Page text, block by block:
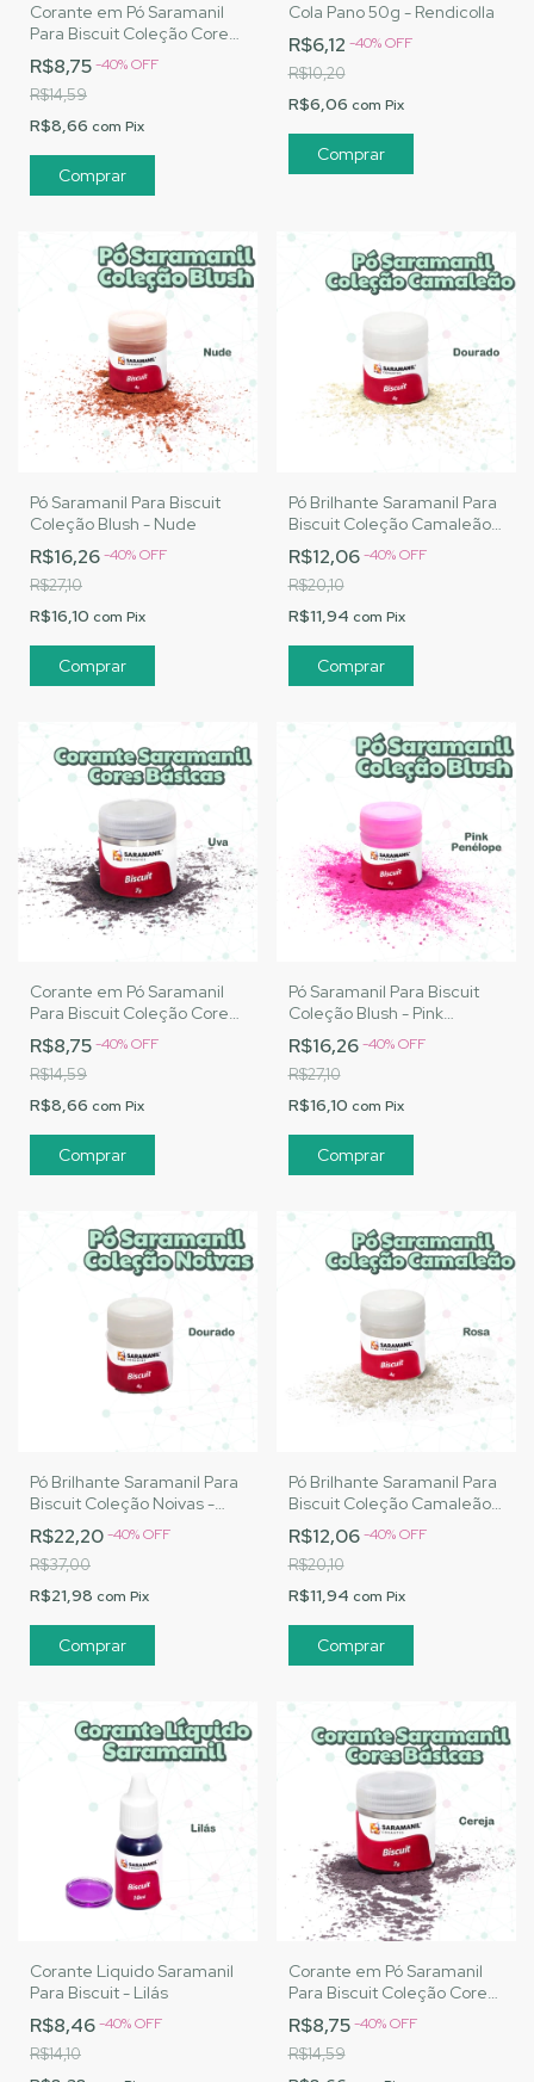
Corante em Pó Saramanil
Para Biscuit Coleção Cores
Básicas - Vermelho Maçã
R$8,75-40%OFF
R$14,59
R$8,66 com Pix
Cola Pano 50g - Rendicolla
R$6,12 -40%OFF
R$10,20
R$6,06 com Pix
Pó Saramanil Para Biscuit
Coleção Blush - Nude
R$16,26-40%OFF
R$27,10
R$16,10 com Pix
Pó Brilhante Saramanil Para
Biscuit Coleção Camaleão -
Dourado
R$12,06-40%OFF
R$20,10
R$11,94 com Pix
Corante em Pó Saramanil
Para Biscuit Coleção Cores
Básicas - Pó Uva
R$8,75-40%OFF
R$14,59
R$8,66 com Pix
Pó Saramanil Para Biscuit
Coleção Blush - Pink
Penelope
R$16,26-40%OFF
R$27,10
R$16,10 com Pix
Pó Brilhante Saramanil Para
Biscuit Coleção Noivas -
Dourado Ouro
R$22,20-40%OFF
R$37,00
R$21,98 com Pix
Pó Brilhante Saramanil Para
Biscuit Coleção Camaleão -
Rosa
R$12,06-40%OFF
R$20,10
R$11,94 com Pix
Corante Liquido Saramanil
Para Biscuit - Lilás
R$8,46-40%OFF
R$14,10
Corante em Pó Saramanil
Para Biscuit Coleção Cores
Básicas - Cereja
R$8,75-40%OFF
R$14,59